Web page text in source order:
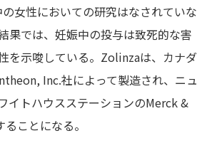
女性においての研究はなされていな
果では、妊娠中の投与は致死的な害
を示唆している。Zolinzaは、カナダ
Inc.社によって製造され、ニュ
イトハウスステーションのMerck &
ことになる。